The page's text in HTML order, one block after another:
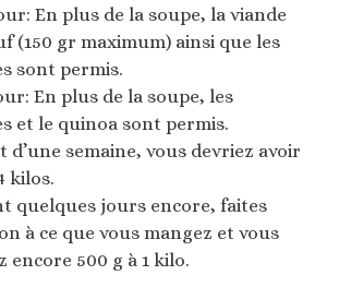
En plus de la soupe, la viande
(150 gr maximum) ainsi que les
sont permis.
En plus de la soupe, les
et le quinoa sont permis.
d’une semaine, vous devriez avoir
kilos.
quelques jours encore, faites
à ce que vous mangez et vous
encore 500 g à 1 kilo.